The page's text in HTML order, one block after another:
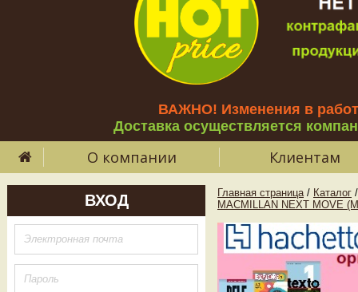
ВАЖНО! Изменения в
Доставка осуществляется
О компании Клиентам
ВХОД Главная страница / Каталог /
MACMILLAN NEXT MOVE